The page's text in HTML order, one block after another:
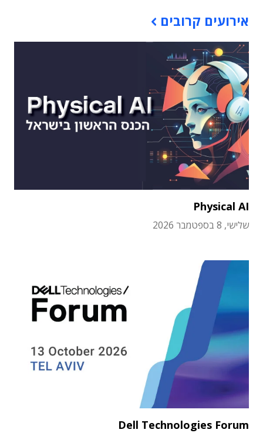
אירועים קרובים
Physical AI
שלישי, 8 בספטמבר 2026
Dell Technologies Forum